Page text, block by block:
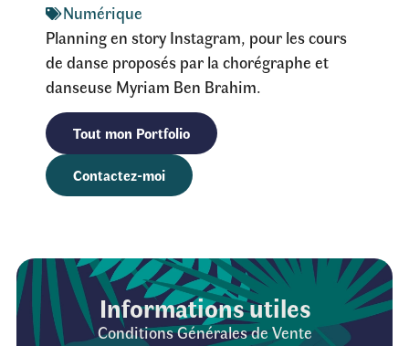
Numérique
Planning en story Instagram, pour les cours
de danse proposés par la chorégraphe et
danseuse Myriam Ben Brahim.
Tout mon Portfolio
Contactez-moi
Informations utiles
Conditions Générales de Vente